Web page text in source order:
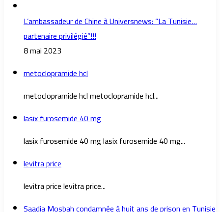
L’ambassadeur de Chine à Universnews: “La Tunisie…
partenaire privilégié”!!!
8 mai 2023
metoclopramide hcl
metoclopramide hcl metoclopramide hcl...
lasix furosemide 40 mg
lasix furosemide 40 mg lasix furosemide 40 mg...
levitra price
levitra price levitra price...
Saadia Mosbah condamnée à huit ans de prison en Tunisie